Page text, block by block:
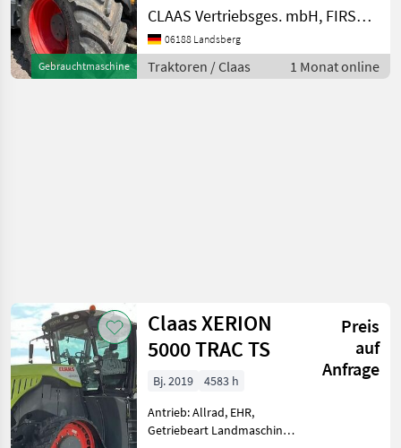
Gebrauchtmaschine
Landmaschine: Stufenloses
Getriebe, Plattform: Kabine,
Klimaanlage 1000 540 E
Allrad Arbeitsschein
CLAAS Vertriebsges. mbH, FIRST CLAAS USED Center Landsberg
06188 Landsberg
Traktoren / Claas 1 Monat online
Claas XERION
5000 TRAC TS
Preis
auf
Anfrage
Bj. 2019
4583 h
Antrieb: Allrad, EHR,
Getriebeart Landmaschine: